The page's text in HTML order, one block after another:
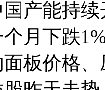
产能持
月下跌
板价格